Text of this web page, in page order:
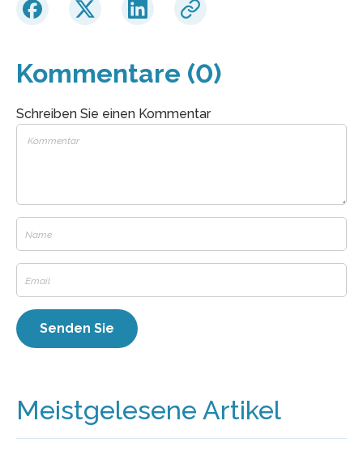
Kommentare (0)
Schreiben Sie einen Kommentar
Meistgelesene Artikel